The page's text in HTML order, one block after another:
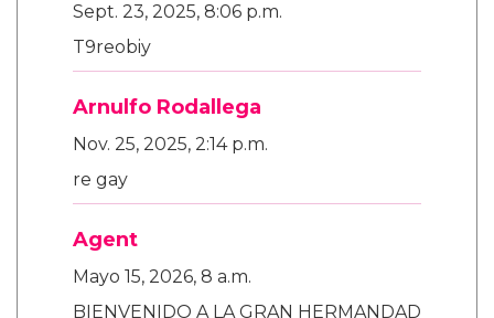
Sept. 23, 2025, 8:06 p.m.
T9reobiy
Arnulfo Rodallega
Nov. 25, 2025, 2:14 p.m.
re gay
Agent
Mayo 15, 2026, 8 a.m.
BIENVENIDO A LA GRAN HERMANDAD